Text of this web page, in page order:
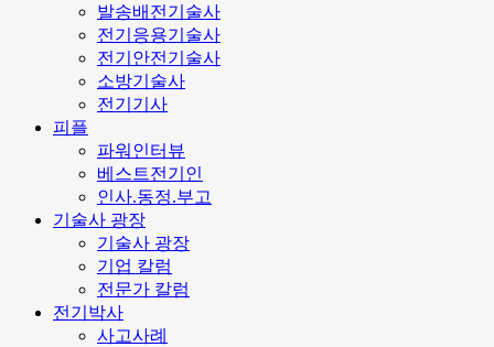
발송배전기술사
전기응용기술사
전기안전기술사
소방기술사
전기기사
피플
파워인터뷰
베스트전기인
인사.동정.부고
기술사 광장
기술사 광장
기업 칼럼
전문가 칼럼
전기박사
사고사례